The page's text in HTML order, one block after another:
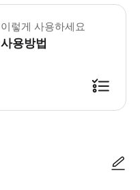
이렇게 사용하세요
사용방법